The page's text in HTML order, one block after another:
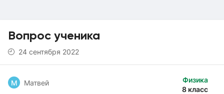
Вопрос ученика
24 сентября 2022
Физика
8 класс
М Матвей